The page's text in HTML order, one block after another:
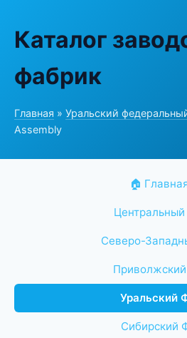
Каталог
фабрик
Главная » Уральский
Assembly
🏠
Северо-
Уральский
Сибирский